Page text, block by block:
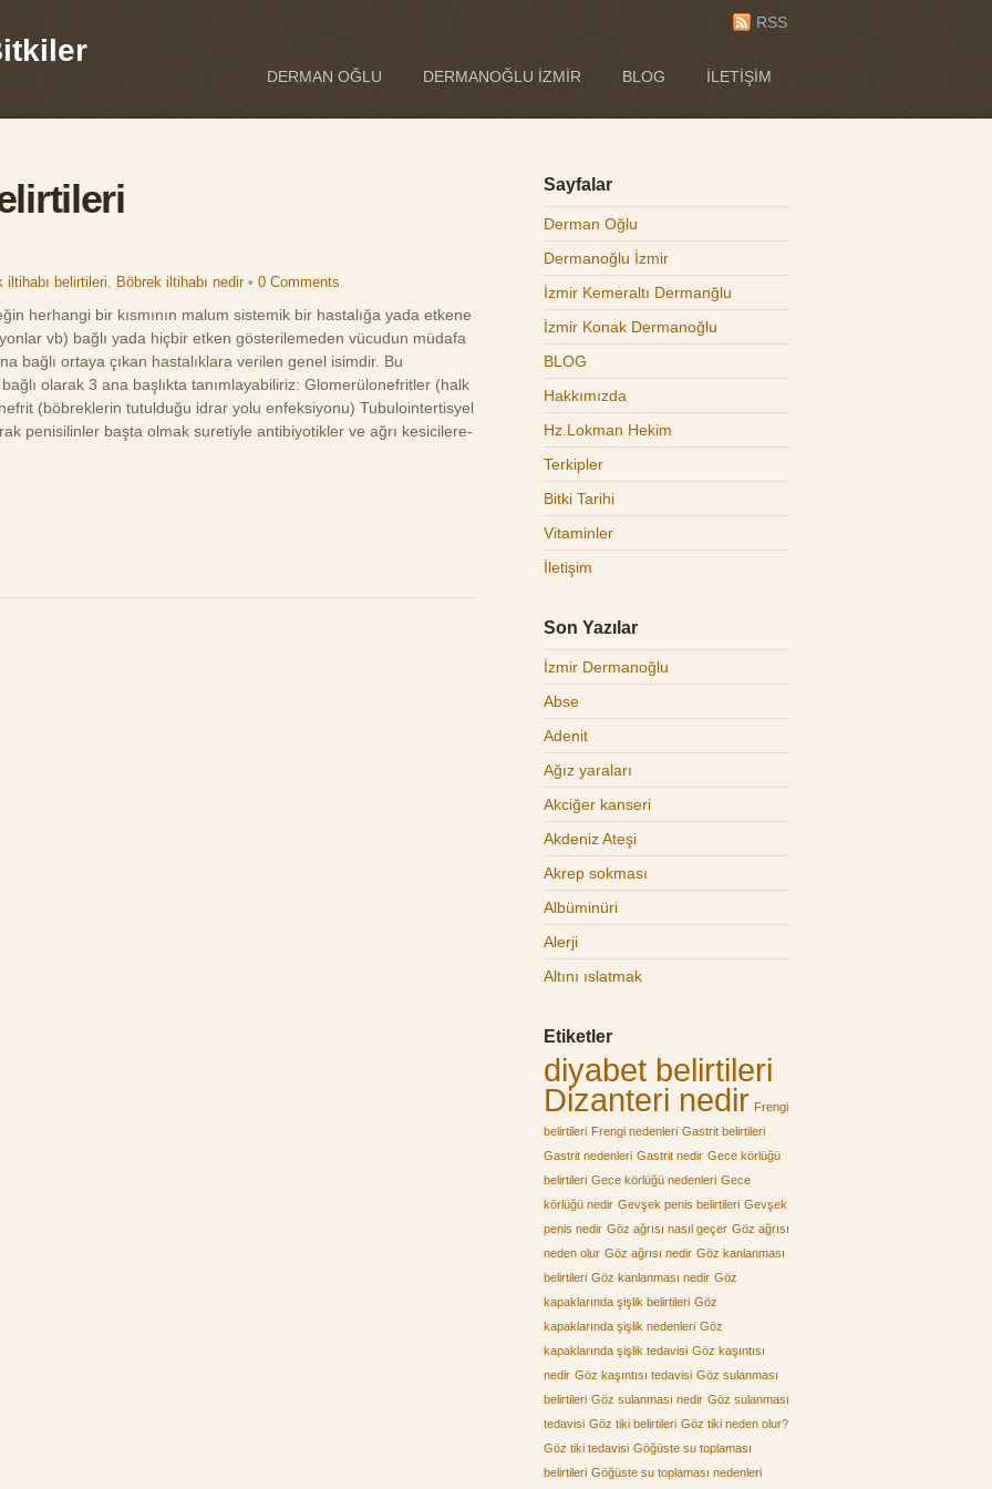
DERMAN OĞLU DERMANOĞLU İZMIR BLOG İLETIŞIM
RSS
iltihabı belirtileri, Böbrek iltihabı nedir •0 Comments
herhangi bir kısmının malum sistemik bir hastalığa yada etkene
vb) bağlı yada hiçbir etken gösterilemeden vücudun müdafa
bağlı ortaya çıkan hastalıklara verilen genel isimdir. Bu
olarak 3 ana başlıkta tanımlayabiliriz: Glomerülonefritler (halk
(böbreklerin tutulduğu idrar yolu enfeksiyonu) Tubulointertisyel
penisilinler başta olmak suretiyle antibiyotikler ve ağrı kesicilere-
Sayfalar
Derman Oğlu
Dermanoğlu İzmir
İzmir Kemeraltı Dermanğlu
İzmir Konak Dermanoğlu
BLOG
Hakkımızda
Hz.Lokman Hekim
Terkipler
Bitki Tarihi
Vitaminler
İletişim
Son Yazılar
İzmir Dermanoğlu
Abse
Adenit
Ağız yaraları
Akciğer kanseri
Akdeniz Ateşi
Akrep sokması
Albüminüri
Alerji
Altını ıslatmak
Etiketler
diyabet belirtileri
Dizanteri nedir Frengi
belirtileri Frengi nedenleri Gastrit belirtileri
Gastrit nedenleri Gastrit nedir Gece körlüğü
belirtileri Gece körlüğü nedenleri Gece
körlüğü nedir Gevşek penis belirtileri Gevşek
penis nedir Göz ağrısı nasıl geçer Göz ağrısı
neden olur Göz ağrısı nedir Göz kanlanması
belirtileri Göz kanlanması nedir Göz
kapaklarında şişlik belirtileri Göz
kapaklarında şişlik nedenleri Göz
kapaklarında şişlik tedavisi Göz kaşıntısı
nedir Göz kaşıntısı tedavisi Göz sulanması
belirtileri Göz sulanması nedir Göz sulanması
tedavisi Göz tiki belirtileri Göz tiki neden olur?
Göz tiki tedavisi Göğüste su toplaması
belirtileri Göğüste su toplaması nedenleri